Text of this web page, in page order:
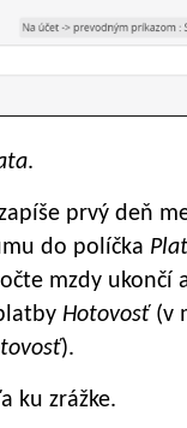
.
prvý deň
do políčka
mzdy ukončí
Hotovosť (v
).
ku zrážke.